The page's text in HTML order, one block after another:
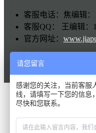
客服电话：焦编辑：
客服QQ： 王编辑：
官方网址：
请您留言
感谢您的关注，当前客服
线，请填写一下您的信息
尽快和您联系。